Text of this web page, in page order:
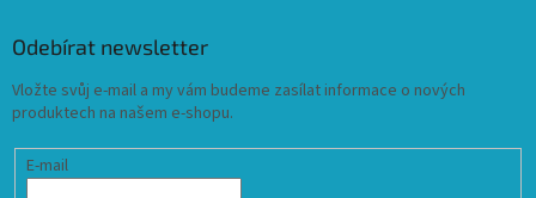
Odebírat newsletter
Vložte svůj e-mail a my vám budeme zasílat informace o nových
produktech na našem e-shopu.
E-mail